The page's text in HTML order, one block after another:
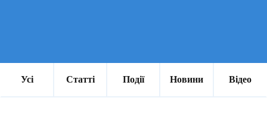
Усі Статті Події Новини Відео